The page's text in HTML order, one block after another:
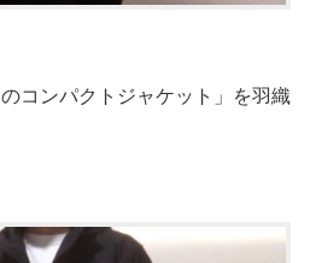
コンパクトジャケット」を羽織